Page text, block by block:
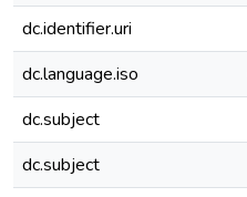
dc.identifier.uri
dc.language.iso
dc.subject
dc.subject